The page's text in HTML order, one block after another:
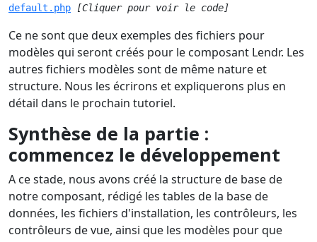
default.php
[Cliquer pour voir le code]
Ce ne sont que deux exemples des fichiers pour
modèles qui seront créés pour le composant Lendr. Les
autres fichiers modèles sont de même nature et
structure. Nous les écrirons et expliquerons plus en
détail dans le prochain tutoriel.
Synthèse de la partie :
commencez le développement
A ce stade, nous avons créé la structure de base de
notre composant, rédigé les tables de la base de
données, les fichiers d'installation, les contrôleurs, les
contrôleurs de vue, ainsi que les modèles pour que